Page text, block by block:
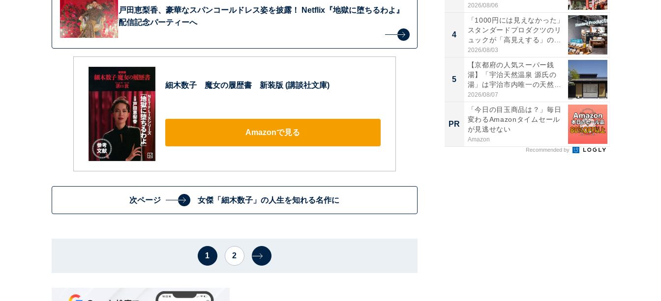
戸田恵梨香、豪華なスパンコールドレス姿を披露！ Netflix『地獄に堕ちるわよ』
配信記念パーティーへ
細木数子 魔女の履歴書 新装版 (講談社文庫)
Amazonで見る
次ページ 女傑「細木数子」の人生を知れる名作に
1 2
伊...
2026/08/06
4
「1000円には見えなかった」
スタンダードプロダクツのリ
ュックが「高見えする」の...
2026/08/03
5
【京都府の人気スーパー銭
湯】「宇治天然温泉 源氏の
湯」は宇治市内唯一の天然温
泉と...
2026/08/07
PR
「今日の目玉商品は？」毎日
変わるAmazonタイムセール
が見逃せない
Amazon
Recommended by